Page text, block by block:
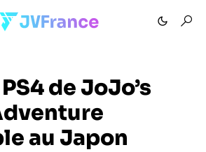
de JoJo’s
au Japon